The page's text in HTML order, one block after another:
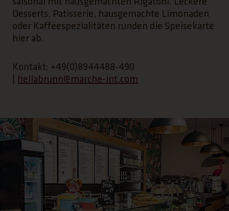
Desserts, Patisserie, hausgemachte Limonaden
oder Kaffeespezialitäten runden die Speisekarte
hier ab.
Kontakt: +49(0)8944488-490
hellabrunn@marche-int.com